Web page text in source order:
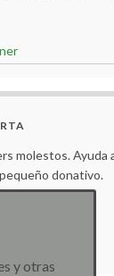
molestos. Ayuda
donativo.
y otras